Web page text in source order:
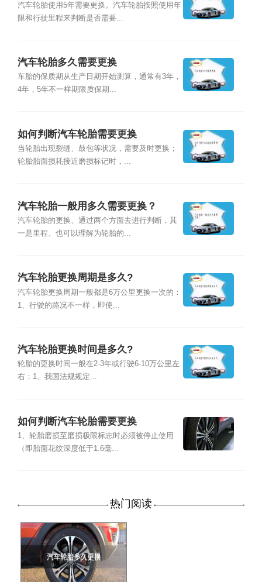
汽车轮胎使用5年需要更换。汽车轮胎按照使用年
限和行驶里程来判断是否需要...
汽车轮胎多久需要更换
车胎的保质期从生产日期开始测算，通常有3年，
4年，5年不一样期限质保期...
如何判断汽车轮胎需要更换
当轮胎出现裂缝、鼓包等状况，需要及时更换；
轮胎胎面损耗接近磨损标记时，...
汽车轮胎一般用多久需要更换？
汽车轮胎的更换、通过两个方面去进行判断，其
一是里程、也可以理解为轮胎的...
汽车轮胎更换周期是多久?
汽车轮胎更换周期一般都是6万公里更换一次的：
1、行驶的路况不一样，即使...
汽车轮胎更换时间是多久?
轮胎的更换时间一般在2-3年或行驶6-10万公里左
右：1、我国法规规定...
如何判断汽车轮胎需要更换
1、轮胎磨损至磨损极限标志时必须被停止使用
（即胎面花纹深度低于1.6毫...
热门阅读